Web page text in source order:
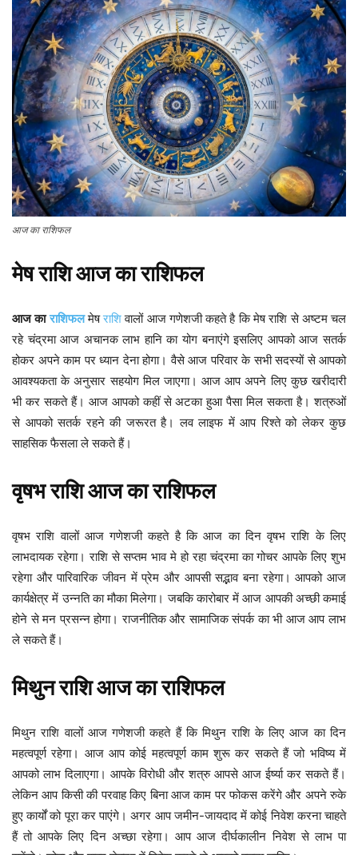
आज का राशिफल
मेषराशिआजकाराशिफल
आज का राशिफल मेषराशिवालों आज गणेशजी कहते है कि मेष राशि से अष्टम चल
रहे चंद्रमा आज अचानक लाभ हानि का योग बनाएंगे इसलिए आपको आज सतर्क
होकर अपने काम पर ध्यान देना होगा। वैसे आज परिवार के सभी सदस्यों से आपको
आवश्यकता के अनुसार सहयोग मिल जाएगा। आज आप अपने लिए कुछ खरीदारी
भी कर सकते हैं। आज आपको कहीं से अटका हुआ पैसा मिल सकता है। शत्रुओं
से आपको सतर्क रहने की जरूरत है। लव लाइफ में आप रिश्ते को लेकर कुछ
साहसिक फैसला ले सकते हैं।
वृषभराशिआजकाराशिफल
वृषभ राशि वालों आज गणेशजी कहते है कि आज का दिन वृषभ राशि के लिए
लाभदायक रहेगा। राशि से सप्तम भाव मे हो रहा चंद्रमा का गोचर आपके लिए शुभ
रहेगा और पारिवारिक जीवन में प्रेम और आपसी सद्भाव बना रहेगा। आपको आज
कार्यक्षेत्र में उन्नति का मौका मिलेगा। जबकि कारोबार में आज आपकी अच्छी कमाई
होने से मन प्रसन्न होगा। राजनीतिक और सामाजिक संपर्क का भी आज आप लाभ
ले सकते हैं।
मिथुनराशिआजकाराशिफल
मिथुन राशि वालों आज गणेशजी कहते हैं कि मिथुन राशि के लिए आज का दिन
महत्वपूर्ण रहेगा। आज आप कोई महत्वपूर्ण काम शुरू कर सकते हैं जो भविष्य में
आपको लाभ दिलाएगा। आपके विरोधी और शत्रु आपसे आज ईर्ष्या कर सकते हैं।
लेकिन आप किसी की परवाह किए बिना आज काम पर फोकस करेंगे और अपने रुके
हुए कार्यों को पूरा कर पाएंगे। अगर आप जमीन-जायदाद में कोई निवेश करना चाहते
हैं तो आपके लिए दिन अच्छा रहेगा। आप आज दीर्घकालीन निवेश से लाभ पा